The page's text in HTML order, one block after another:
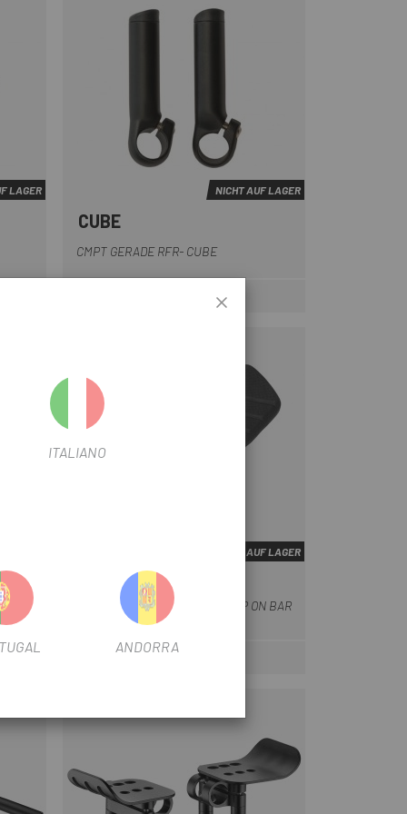
LAGER NICHT AUF LAGER
CUBE
CMPT GERADE RFR- CUBE
NICHT AUF LAGER
SPECIALIZED
SPECIALIZED ITU/TT/TRI CLIP ON BAR
30 €
ITALIANO
ANDORRA